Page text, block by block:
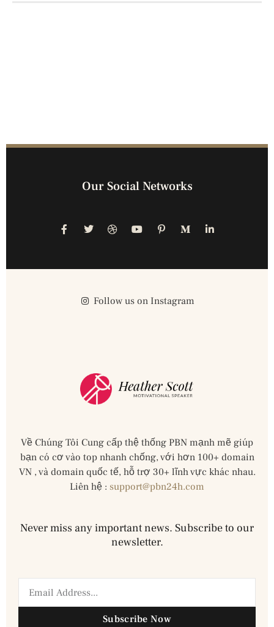
Our Social Networks
Follow us on Instagram
Về Chúng Tôi Cung cấp thệ thống PBN mạnh mẽ giúp
bạn có cơ vào top nhanh chống, với hơn 100+ domain
VN , và domain quốc tế, hỗ trợ 30+ lĩnh vực khác nhau.
Liên hệ : support@pbn24h.com
Never miss any important news. Subscribe to our
newsletter.
Subscribe Now